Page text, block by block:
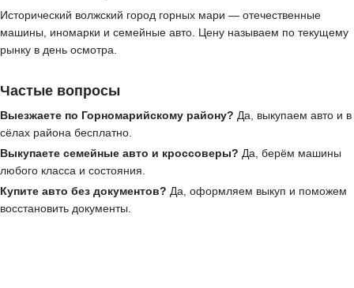
Исторический волжский город горных мари — отечественные
машины, иномарки и семейные авто. Цену называем по текущему
рынку в день осмотра.
Частые вопросы
Выезжаете по Горномарийскому району? Да, выкупаем авто и в
сёлах района бесплатно.
Выкупаете семейные авто и кроссоверы? Да, берём машины
любого класса и состояния.
Купите авто без документов? Да, оформляем выкуп и поможем
восстановить документы.